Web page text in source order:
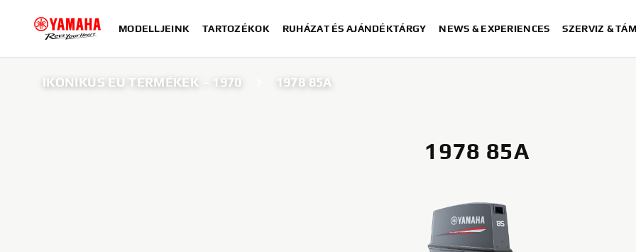
MODELLJEINK TARTOZÉKOK RUHÁZAT ÉS AJÁNDÉKTÁRGY NEWS & EXPERIENCES SZERVIZ &
IKONIKUS EU TERMÉKEK – 1970 1978 85A
1978 85A